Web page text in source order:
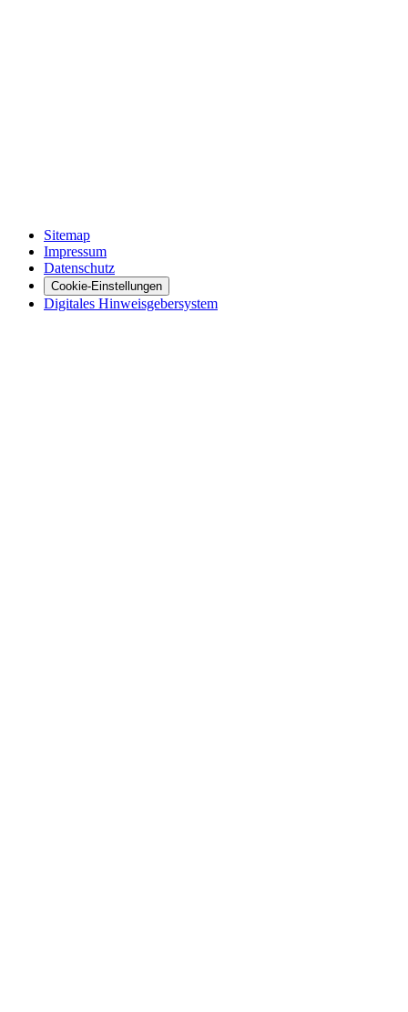
Sitemap
Impressum
Datenschutz
Cookie-Einstellungen
Digitales Hinweisgebersystem